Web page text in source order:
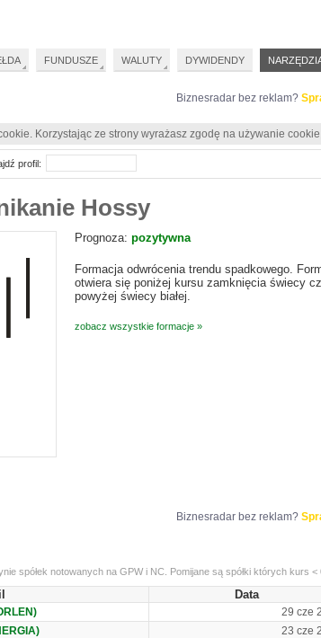
Biznesradar bez reklam?
Korzystając ze strony wyrażasz zgodę na używanie
Hossy
Prognoza: pozytywna
Formacja odwrócenia trendu spadkowego.
otwiera się poniżej kursu zamknięcia świecy
powyżej świecy białej.
zobacz wszystkie formacje »
Biznesradar bez reklam?
spółek notowanych na GPW i NC. Pomijane są spółki których kurs <
Data
29 cze
23 cze
profil:
FUNDUSZE WALUTY DYWIDENDY